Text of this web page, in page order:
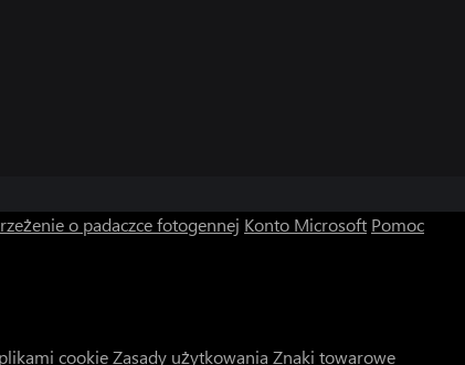
o padaczce fotogennej Konto Microsoft Pomoc
cookieZasady użytkowania Znaki towarowe